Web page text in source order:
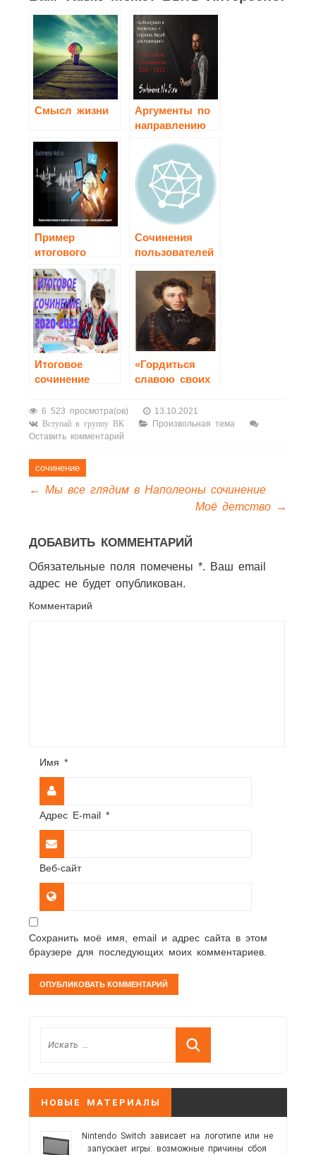
Смысл жизни
Аргументы по
направлению
и технологии
— спасение,
вызов или
трагедия?»
Пример
итогового
сочинения по
направлению
«Цивилизация
и технологии
— спасение,
вызов или
трагедия?»
Сочинения
пользователей
Итоговое
сочинение
«Гордиться
славою своих
только можно,
но и должно,
малодушие»(
А.С.Пушкин)
6 523 просмотра(ов) 13.10.2021
Вступай в группу ВК
Произвольная тема
Оставить комментарий
сочинение
← Мы все глядим в Наполеоны сочинение
Моё детство →
ДОБАВИТЬ КОММЕНТАРИЙ
Обязательные поля помечены *. Ваш email
адрес не будет опубликован.
Комментарий
Имя *
Адрес E-mail *
Веб-сайт
Сохранить моё имя, email и адрес сайта в этом
браузере для последующих моих комментариев.
НОВЫЕ МАТЕРИАЛЫ
Nintendo Switch зависает на логотипе или не
запускает игры: возможные причины сбоя